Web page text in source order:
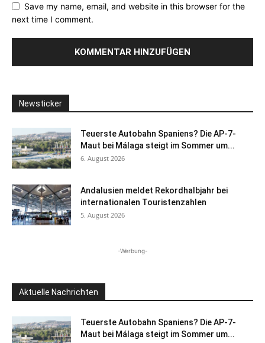
Save my name, email, and website in this browser for the
next time I comment.
Newsticker
Teuerste Autobahn Spaniens? Die AP-7-
Maut bei Málaga steigt im Sommer um...
6. August 2026
Andalusien meldet Rekordhalbjahr bei
internationalen Touristenzahlen
5. August 2026
-Werbung-
Aktuelle Nachrichten
Teuerste Autobahn Spaniens? Die AP-7-
Maut bei Málaga steigt im Sommer um...